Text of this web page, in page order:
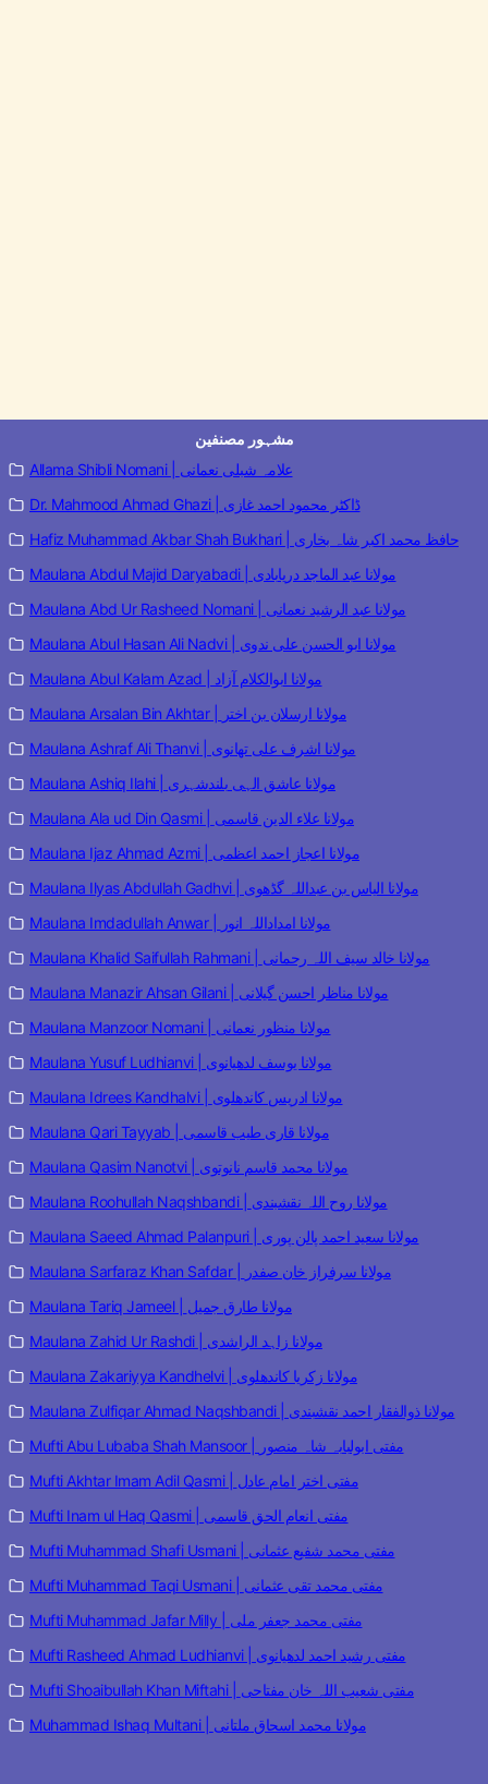
مشہور مصنفین
Allama Shibli Nomani | علامہ شبلی نعمانی
Dr. Mahmood Ahmad Ghazi | ڈاکٹر محمود احمد غازی
Hafiz Muhammad Akbar Shah Bukhari | حافظ محمد اکبر شاہ بخاری
Maulana Abdul Majid Daryabadi | مولانا عبد الماجد دریابادی
Maulana Abd Ur Rasheed Nomani | مولانا عبد الرشید نعمانی
Maulana Abul Hasan Ali Nadvi | مولانا ابو الحسن علی ندوی
Maulana Abul Kalam Azad | مولانا ابوالکلام آزاد
Maulana Arsalan Bin Akhtar | مولانا ارسلان بن اختر
Maulana Ashraf Ali Thanvi | مولانا اشرف علی تھانوی
Maulana Ashiq Ilahi | مولانا عاشق الہی بلندشہری
Maulana Ala ud Din Qasmi | مولانا علاء الدین قاسمی
Maulana Ijaz Ahmad Azmi | مولانا اعجاز احمد اعظمی
Maulana Ilyas Abdullah Gadhvi | مولانا الیاس بن عبداللہ گڈھوی
Maulana Imdadullah Anwar | مولانا امداداللہ انور
Maulana Khalid Saifullah Rahmani | مولانا خالد سیف اللہ رحمانی
Maulana Manazir Ahsan Gilani | مولانا مناظر احسن گیلانی
Maulana Manzoor Nomani | مولانا منظور نعمانی
Maulana Yusuf Ludhianvi | مولانا یوسف لدھیانوی
Maulana Idrees Kandhalvi | مولانا ادریس کاندھلوی
Maulana Qari Tayyab | مولانا قاری طیب قاسمی
Maulana Qasim Nanotvi | مولانا محمد قاسم نانوتوی
Maulana Roohullah Naqshbandi | مولانا روح اللہ نقشبندی
Maulana Saeed Ahmad Palanpuri | مولانا سعید احمد پالن پوری
Maulana Sarfaraz Khan Safdar | مولانا سرفراز خان صفدر
Maulana Tariq Jameel | مولانا طارق جمیل
Maulana Zahid Ur Rashdi | مولانا زاہد الراشدی
Maulana Zakariyya Kandhelvi | مولانا زکریا کاندھلوی
Maulana Zulfiqar Ahmad Naqshbandi | مولانا ذوالفقار احمد نقشبندی
Mufti Abu Lubaba Shah Mansoor | مفتی ابولبابہ شاہ منصور
Mufti Akhtar Imam Adil Qasmi | مفتی اختر امام عادل
Mufti Inam ul Haq Qasmi | مفتی انعام الحق قاسمی
Mufti Muhammad Shafi Usmani | مفتی محمد شفیع عثمانی
Mufti Muhammad Taqi Usmani | مفتی محمد تقی عثمانی
Mufti Muhammad Jafar Milly | مفتی محمد جعفر ملی
Mufti Rasheed Ahmad Ludhianvi | مفتی رشید احمد لدھیانوی
Mufti Shoaibullah Khan Miftahi | مفتی شعیب اللہ خان مفتاحی
Muhammad Ishaq Multani | مولانا محمد اسحاق ملتانی